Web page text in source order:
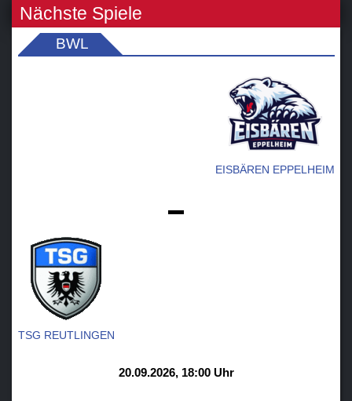
Nächste Spiele
BWL
EISBÄREN EPPELHEIM
TSG REUTLINGEN
20.09.2026, 18:00 Uhr